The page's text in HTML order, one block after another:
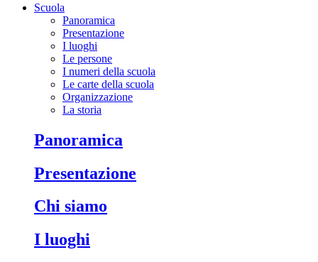
Scuola
Panoramica
Presentazione
I luoghi
Le persone
I numeri della scuola
Le carte della scuola
Organizzazione
La storia
Panoramica
Presentazione
Chi siamo
I luoghi